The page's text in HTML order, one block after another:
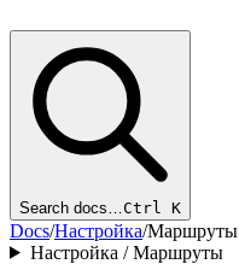
Search docs… Ctrl K
Docs/Настройка/Маршруты
Настройка / Маршруты